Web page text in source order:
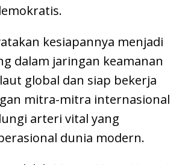
kesiapannya menjadi
dalam jaringan keamanan
global dan siap bekerja
mitra-mitra internasional
arteri vital yang
dunia modern.